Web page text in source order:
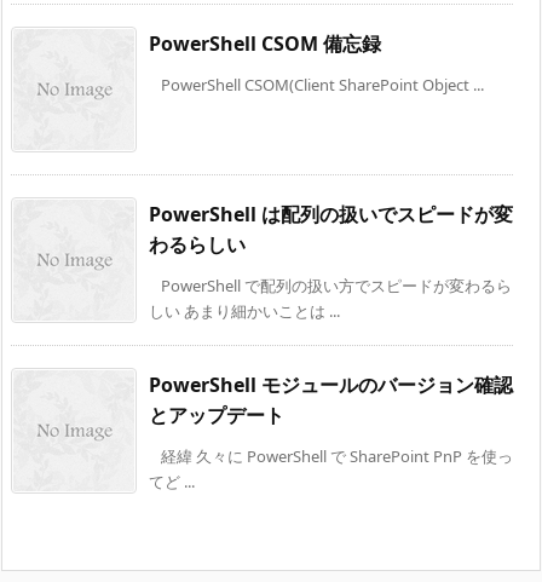
PowerShell CSOM 備忘録
PowerShell CSOM(Client SharePoint Object ...
PowerShell は配列の扱いでスピードが変
わるらしい
PowerShell で配列の扱い方でスピードが変わるら
しい あまり細かいことは ...
PowerShell モジュールのバージョン確認
とアップデート
経緯 久々に PowerShell で SharePoint PnP を使っ
てど ...